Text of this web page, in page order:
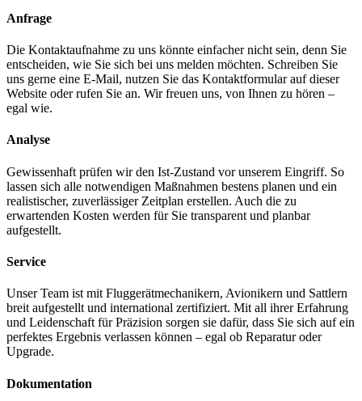
Anfrage
Die Kontaktaufnahme zu uns könnte einfacher nicht sein, denn Sie
entscheiden, wie Sie sich bei uns melden möchten. Schreiben Sie
uns gerne eine E-Mail, nutzen Sie das Kontaktformular auf dieser
Website oder rufen Sie an. Wir freuen uns, von Ihnen zu hören –
egal wie.
Analyse
Gewissenhaft prüfen wir den Ist-Zustand vor unserem Eingriff. So
lassen sich alle notwendigen Maßnahmen bestens planen und ein
realistischer, zuverlässiger Zeitplan erstellen. Auch die zu
erwartenden Kosten werden für Sie transparent und planbar
aufgestellt.
Service
Unser Team ist mit Fluggerätmechanikern, Avionikern und Sattlern
breit aufgestellt und international zertifiziert. Mit all ihrer Erfahrung
und Leidenschaft für Präzision sorgen sie dafür, dass Sie sich auf ein
perfektes Ergebnis verlassen können – egal ob Reparatur oder
Upgrade.
Dokumentation